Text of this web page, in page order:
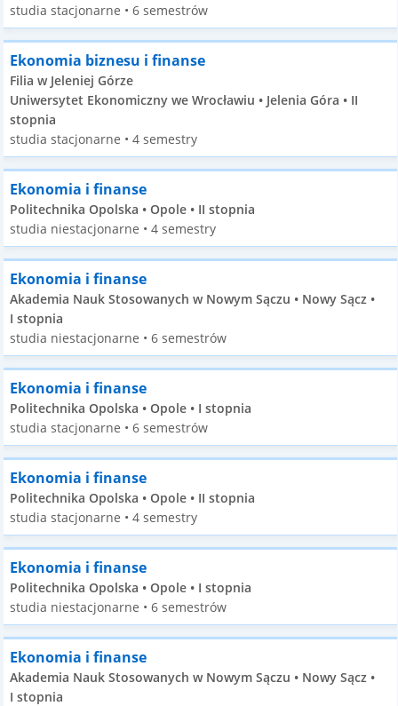
studia stacjonarne • 6 semestrów
Ekonomia biznesu i finanse
Filia w Jeleniej Górze
Uniwersytet Ekonomiczny we Wrocławiu • Jelenia Góra • II
stopnia
studia stacjonarne • 4 semestry
Ekonomia i finanse
Politechnika Opolska • Opole • II stopnia
studia niestacjonarne • 4 semestry
Ekonomia i finanse
Akademia Nauk Stosowanych w Nowym Sączu • Nowy Sącz •
I stopnia
studia niestacjonarne • 6 semestrów
Ekonomia i finanse
Politechnika Opolska • Opole • I stopnia
studia stacjonarne • 6 semestrów
Ekonomia i finanse
Politechnika Opolska • Opole • II stopnia
studia stacjonarne • 4 semestry
Ekonomia i finanse
Politechnika Opolska • Opole • I stopnia
studia niestacjonarne • 6 semestrów
Ekonomia i finanse
Akademia Nauk Stosowanych w Nowym Sączu • Nowy Sącz •
I stopnia